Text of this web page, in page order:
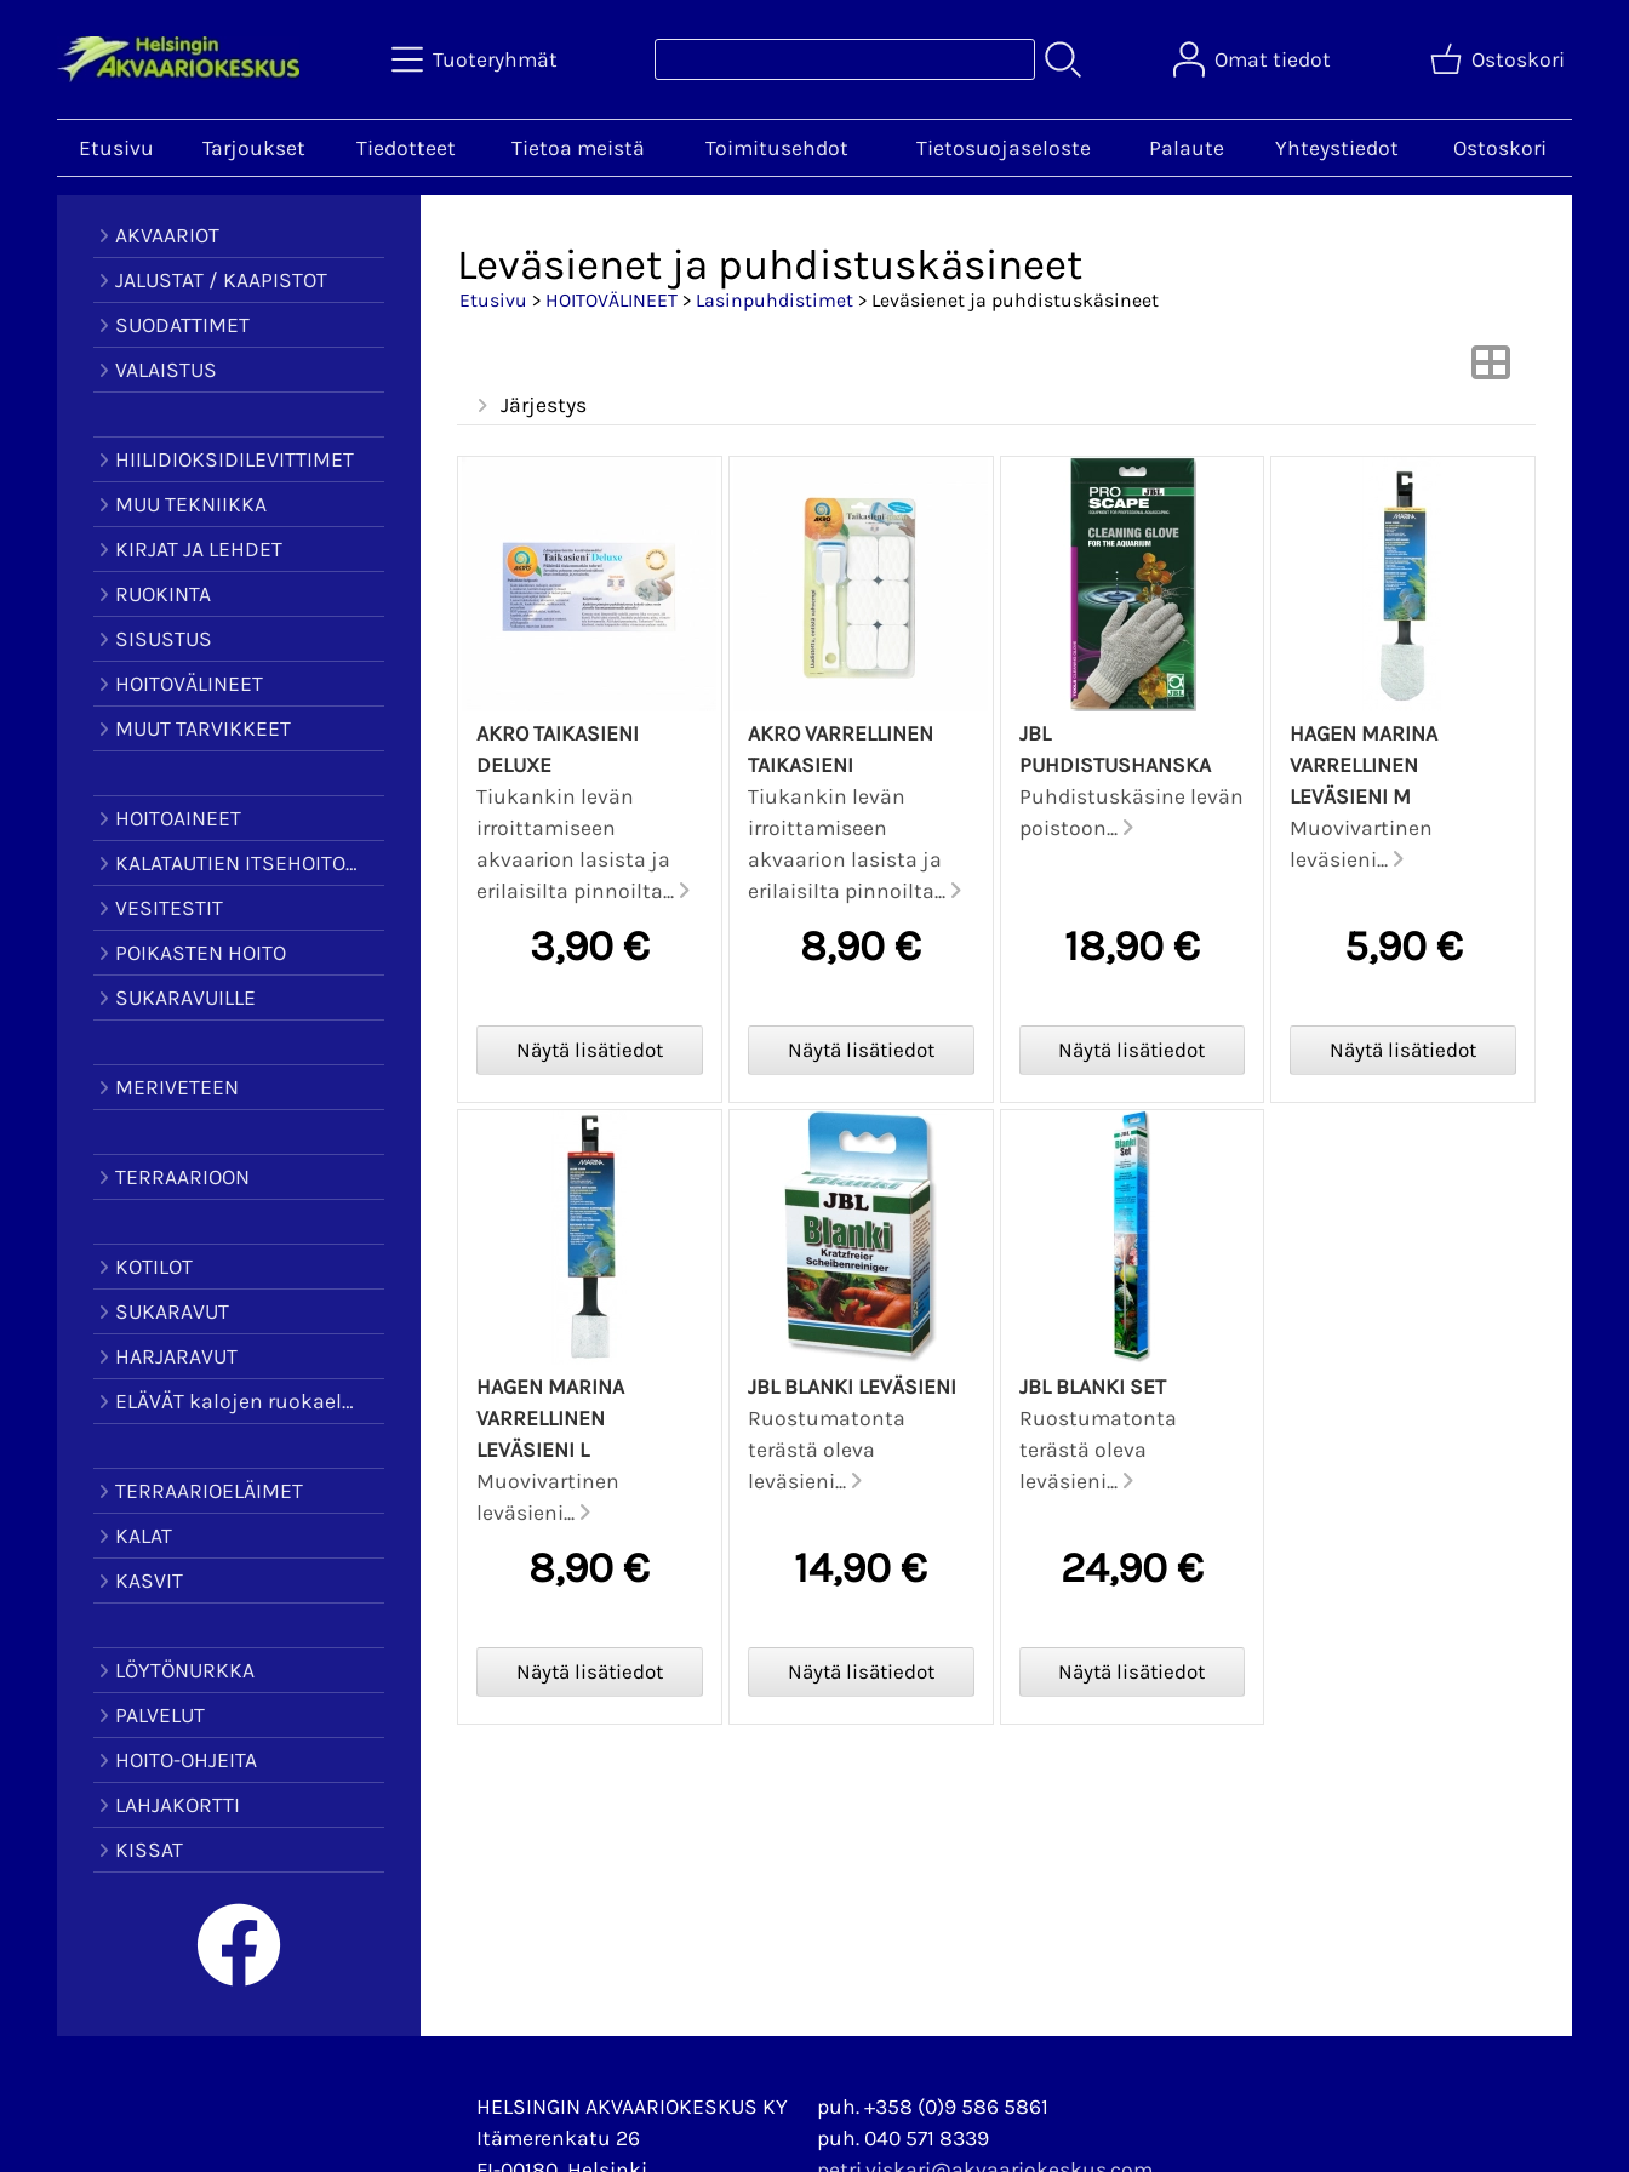
Tuoteryhmät Omat tiedot Ostoskori
Etusivu Tarjoukset Tiedotteet Tietoa meistä Toimitusehdot Tietosuojaseloste Palaute Yhteystiedot Ostoskori
AKVAARIOT
JALUSTAT / KAAPISTOT
SUODATTIMET
VALAISTUS
HIILIDIOKSIDILEVITTIMET
MUU TEKNIIKKA
KIRJAT JA LEHDET
RUOKINTA
SISUSTUS
HOITOVÄLINEET
MUUT TARVIKKEET
HOITOAINEET
KALATAUTIEN ITSEHOITOAINEET
VESITESTIT
POIKASTEN HOITO
SUKARAVUILLE
MERIVETEEN
TERRAARIOON
KOTILOT
SUKARAVUT
HARJARAVUT
ELÄVÄT kalojen ruokaeläimet
TERRAARIOELÄIMET
KALAT
KASVIT
LÖYTÖNURKKA
PALVELUT
HOITO-OHJEITA
LAHJAKORTTI
KISSAT
Leväsienet ja puhdistuskäsineet
Etusivu > HOITOVÄLINEET > Lasinpuhdistimet > Leväsienet ja puhdistuskäsineet
Järjestys
AKRO TAIKASIENI
DELUXE
Tiukankin levän
irroittamiseen
akvaarion lasista ja
erilaisilta pinnoilta...
3,90 €
AKRO VARRELLINEN
TAIKASIENI
Tiukankin levän
irroittamiseen
akvaarion lasista ja
erilaisilta pinnoilta...
8,90 €
JBL
PUHDISTUSHANSKA
Puhdistuskäsine levän
poistoon...
18,90 €
HAGEN MARINA
VARRELLINEN
LEVÄSIENI M
Muovivartinen
leväsieni...
5,90 €
HAGEN MARINA
VARRELLINEN
LEVÄSIENI L
Muovivartinen
leväsieni...
8,90 €
JBL BLANKI LEVÄSIENI
Ruostumatonta
terästä oleva
leväsieni...
14,90 €
JBL BLANKI SET
Ruostumatonta
terästä oleva
leväsieni...
24,90 €
HELSINGIN AKVAARIOKESKUS KY
Itämerenkatu 26
puh. +358 (0)9 586 5861
puh. 040 571 8339